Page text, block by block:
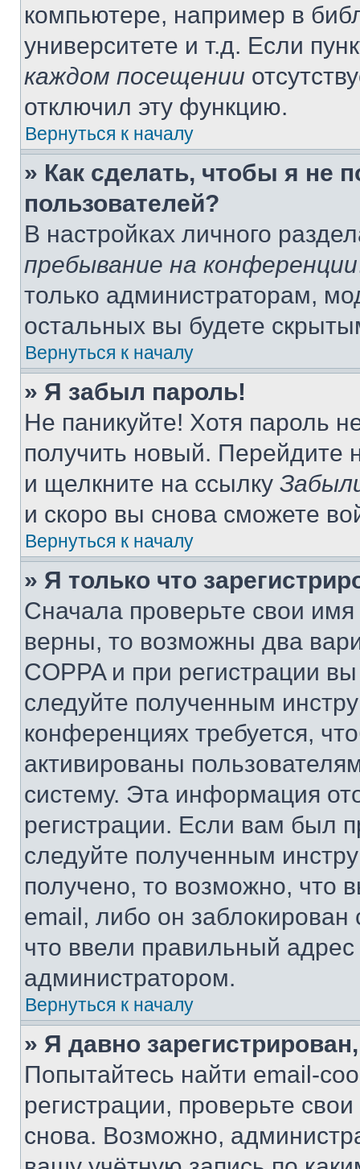
компьютере, например в
университете и т.д. Если
каждом посещении
отключил эту функцию.
Вернуться к началу
» Как сделать, чтобы я не
пользователей?
В настройках личного
пребывание на конференции
только администраторам,
остальных вы будете
Вернуться к началу
» Я забыл пароль!
Не паникуйте! Хотя пароль
получить новый. Перейдите
и щелкните на ссылку
и скоро вы снова сможете
Вернуться к началу
» Я только что
Сначала проверьте свои
верны, то возможны два
COPPA и при регистрации
следуйте полученным
конференциях требуется,
активированы
систему. Эта информация
регистрации. Если вам был
следуйте полученным
получено, то возможно, что
email, либо он
что ввели правильный адрес
администратором.
Вернуться к началу
» Я давно
Попытайтесь найти email-
регистрации, проверьте
снова. Возможно,